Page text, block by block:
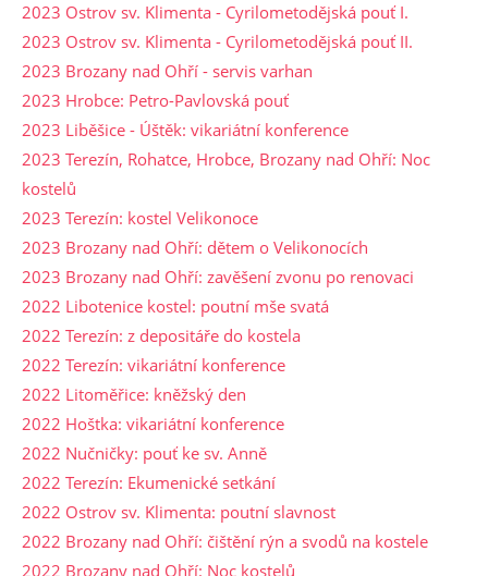
2023 Ostrov sv. Klimenta - Cyrilometodějská pouť I.
2023 Ostrov sv. Klimenta - Cyrilometodějská pouť II.
2023 Brozany nad Ohří - servis varhan
2023 Hrobce: Petro-Pavlovská pouť
2023 Liběšice - Úštěk: vikariátní konference
2023 Terezín, Rohatce, Hrobce, Brozany nad Ohří: Noc
kostelů
2023 Terezín: kostel Velikonoce
2023 Brozany nad Ohří: dětem o Velikonocích
2023 Brozany nad Ohří: zavěšení zvonu po renovaci
2022 Libotenice kostel: poutní mše svatá
2022 Terezín: z depositáře do kostela
2022 Terezín: vikariátní konference
2022 Litoměřice: kněžský den
2022 Hoštka: vikariátní konference
2022 Nučničky: pouť ke sv. Anně
2022 Terezín: Ekumenické setkání
2022 Ostrov sv. Klimenta: poutní slavnost
2022 Brozany nad Ohří: čištění rýn a svodů na kostele
2022 Brozany nad Ohří: Noc kostelů